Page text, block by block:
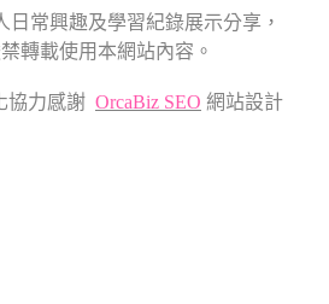
日常興趣及學習紀錄展示分享，
轉載使用本網站內容。
協力感謝 OrcaBiz SEO 網站設計